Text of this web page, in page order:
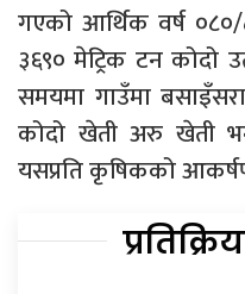
गएको आर्थिक वर्ष
३६९० मेट्रिक टन कोदो
समयमा गाउँमा
कोदो खेती अरु खेती
यसप्रति कृषिकको